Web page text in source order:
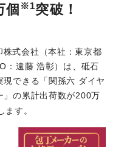
個 ※1突破！
式会社（本社：東京都
：遠藤 浩彰）は、砥石
できる「関孫六 ダイヤ
」の累計出荷数が200万
す。